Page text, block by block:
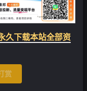
久下载本站全部资
赏